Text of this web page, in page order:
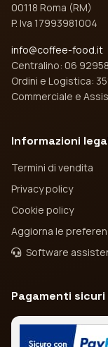
00118 Roma (RM)
P. Iva 17993981004
info@coffee-food.it
Centralino: 06
Ordini e Logistica:
Commerciale e
Informazioni
Termini di vendita
Privacy policy
Cookie policy
Aggiorna le
Software
Pagamenti sicuri